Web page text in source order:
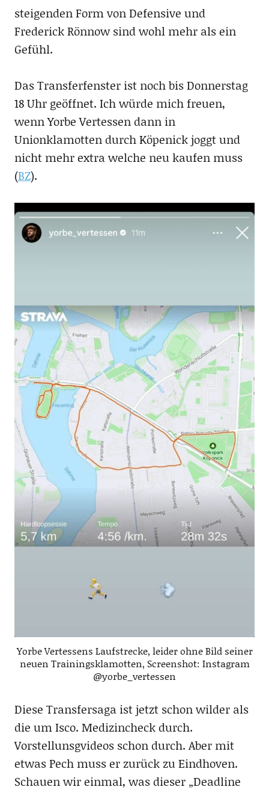
steigenden Form von Defensive und
Frederick Rönnow sind wohl mehr als ein
Gefühl.
Das Transferfenster ist noch bis Donnerstag
18 Uhr geöffnet. Ich würde mich freuen,
wenn Yorbe Vertessen dann in
Unionklamotten durch Köpenick joggt und
nicht mehr extra welche neu kaufen muss
(BZ).
Yorbe Vertessens Laufstrecke, leider ohne Bild seiner
neuen Trainingsklamotten, Screenshot: Instagram
@yorbe_vertessen
Diese Transfersaga ist jetzt schon wilder als
die um Isco. Medizincheck durch.
Vorstellunsgvideos schon durch. Aber mit
etwas Pech muss er zurück zu Eindhoven.
Schauen wir einmal, was dieser „Deadline